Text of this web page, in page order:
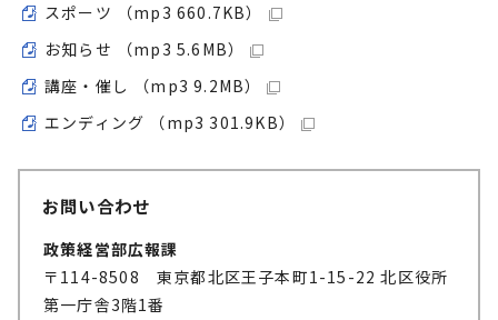
スポーツ （mp3 660.7KB）
お知らせ （mp3 5.6MB）
講座・催し （mp3 9.2MB）
エンディング （mp3 301.9KB）
お問い合わせ
政策経営部広報課
〒114-8508 東京都北区王子本町1-15-22 北区役所
第一庁舎3階1番